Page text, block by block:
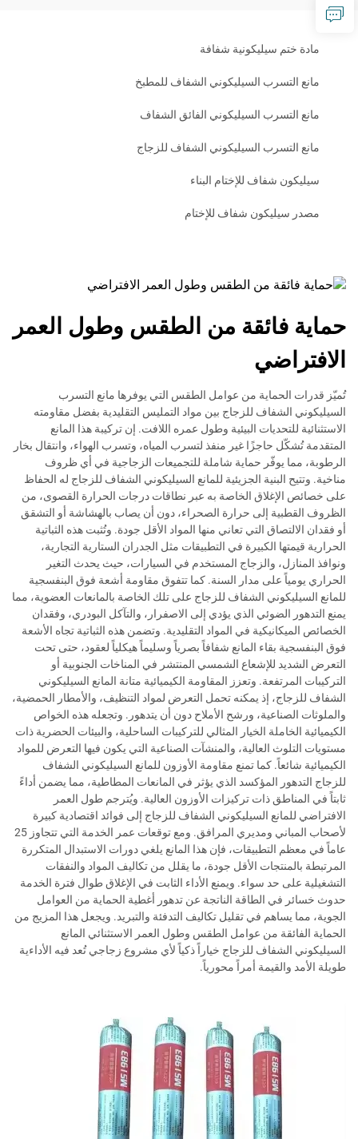
مادة ختم سيليكونية شفافة
مانع التسرب السيليكوني الشفاف للمطبخ
مانع التسرب السيليكوني الفائق الشفاف
مانع التسرب السيليكوني الشفاف للزجاج
سيليكون شفاف للإختام البناء
مصدر سيليكون شفاف للإختام
حماية فائقة من الطقس وطول العمر
الافتراضي
تُميّز قدرات الحماية من عوامل الطقس التي يوفرها مانع التسرب
السيليكوني الشفاف للزجاج بين مواد التمليس التقليدية بفضل مقاومته
الاستثنائية للتحديات البيئية وطول عمره اللافت. إن تركيبة هذا المانع
المتقدمة تُشكّل حاجزًا غير منفذ لتسرب المياه، وتسرب الهواء، وانتقال بخار
الرطوبة، مما يوفّر حماية شاملة للتجميعات الزجاجية في أي ظروف
مناخية. وتتيح البنية الجزيئية للمانع السيليكوني الشفاف للزجاج له الحفاظ
على خصائص الإغلاق الخاصة به عبر نطاقات درجات الحرارة القصوى، من
الظروف القطبية إلى حرارة الصحراء، دون أن يصاب بالهشاشة أو التشقق
أو فقدان الالتصاق التي تعاني منها المواد الأقل جودة. وتُثبت هذه الثباتية
الحرارية قيمتها الكبيرة في التطبيقات مثل الجدران الستارية التجارية،
ونوافذ المنازل، والزجاج المستخدم في السيارات، حيث يحدث التغير
الحراري يومياً على مدار السنة. كما تتفوق مقاومة أشعة فوق البنفسجية
للمانع السيليكوني الشفاف للزجاج على تلك الخاصة بالمانعات العضوية، مما
يمنع التدهور الضوئي الذي يؤدي إلى الاصفرار، والتآكل البودري، وفقدان
الخصائص الميكانيكية في المواد التقليدية. وتضمن هذه الثباتية تجاه الأشعة
فوق البنفسجية بقاء المانع شفافاً بصرياً وسليماً هيكلياً لعقود، حتى تحت
التعرض الشديد للإشعاع الشمسي المنتشر في المناخات الجنوبية أو
التركيبات المرتفعة. وتعزز المقاومة الكيميائية متانة المانع السيليكوني
الشفاف للزجاج، إذ يمكنه تحمل التعرض لمواد التنظيف، والأمطار الحمضية،
والملوثات الصناعية، ورشح الأملاح دون أن يتدهور. وتجعله هذه الخواص
الكيميائية الخاملة الخيار المثالي للتركيبات الساحلية، والبيئات الحضرية ذات
مستويات التلوث العالية، والمنشآت الصناعية التي يكون فيها التعرض للمواد
الكيميائية شائعاً. كما تمنع مقاومة الأوزون للمانع السيليكوني الشفاف
للزجاج التدهور المؤكسد الذي يؤثر في المانعات المطاطية، مما يضمن أداءً
ثابتاً في المناطق ذات تركيزات الأوزون العالية. ويُترجم طول العمر
الافتراضي للمانع السيليكوني الشفاف للزجاج إلى فوائد اقتصادية كبيرة
لأصحاب المباني ومديري المرافق. ومع توقعات عمر الخدمة التي تتجاوز 25
عاماً في معظم التطبيقات، فإن هذا المانع يلغي دورات الاستبدال المتكررة
المرتبطة بالمنتجات الأقل جودة، ما يقلل من تكاليف المواد والنفقات
التشغيلية على حد سواء. ويمنع الأداء الثابت في الإغلاق طوال فترة الخدمة
حدوث خسائر في الطاقة الناتجة عن تدهور أغطية الحماية من العوامل
الجوية، مما يساهم في تقليل تكاليف التدفئة والتبريد. ويجعل هذا المزيج من
الحماية الفائقة من عوامل الطقس وطول العمر الاستثنائي المانع
السيليكوني الشفاف للزجاج خياراً ذكياً لأي مشروع زجاجي تُعد فيه الأداءية
طويلة الأمد والقيمة أمراً محورياً.